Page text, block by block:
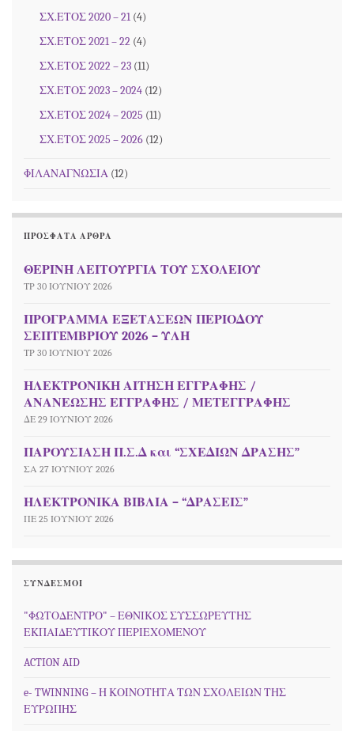
ΣΧ.ΕΤΟΣ 2020 – 21 (4)
ΣΧ.ΕΤΟΣ 2021 – 22 (4)
ΣΧ.ΕΤΟΣ 2022 – 23 (11)
ΣΧ.ΕΤΟΣ 2023 – 2024 (12)
ΣΧ.ΕΤΟΣ 2024 – 2025 (11)
ΣΧ.ΕΤΟΣ 2025 – 2026 (12)
ΦΙΛΑΝΑΓΝΩΣΙΑ (12)
ΠΡΌΣΦΑΤΑ ΆΡΘΡΑ
ΘΕΡΙΝΗ ΛΕΙΤΟΥΡΓΙΑ ΤΟΥ ΣΧΟΛΕΙΟΥ
ΤΡ 30 ΙΟΥΝΊΟΥ 2026
ΠΡΟΓΡΑΜΜΑ ΕΞΕΤΑΣΕΩΝ ΠΕΡΙΟΔΟΥ
ΣΕΠΤEΜΒΡΙΟΥ 2026 – ΥΛΗ
ΤΡ 30 ΙΟΥΝΊΟΥ 2026
ΗΛΕΚΤΡΟΝΙΚΗ ΑΙΤΗΣΗ ΕΓΓΡΑΦΗΣ /
ΑΝΑΝΕΩΣΗΣ ΕΓΓΡΑΦΗΣ / ΜΕΤΕΓΓΡΑΦΗΣ
ΔΕ 29 ΙΟΥΝΊΟΥ 2026
ΠΑΡΟΥΣΙΑΣΗ Π.Σ.Δ και “ΣΧΕΔΙΩΝ ΔΡΑΣΗΣ”
ΣΑ 27 ΙΟΥΝΊΟΥ 2026
ΗΛΕΚΤΡΟΝΙΚΑ ΒΙΒΛΙΑ – “ΔΡΑΣΕΙΣ”
ΠΕ 25 ΙΟΥΝΊΟΥ 2026
ΣΎΝΔΕΣΜΟΙ
"ΦΩΤΟΔΕΝΤΡΟ" – ΕΘΝΙΚΟΣ ΣΥΣΣΩΡΕΥΤΗΣ
ΕΚΠΑΙΔΕΥΤΙΚΟΥ ΠΕΡΙΕΧΟΜΕΝΟΥ
ACTION AID
e- TWINNING – Η ΚΟΙΝΟΤΗΤΑ ΤΩΝ ΣΧΟΛΕΙΩΝ ΤΗΣ
ΕΥΡΩΠΗΣ